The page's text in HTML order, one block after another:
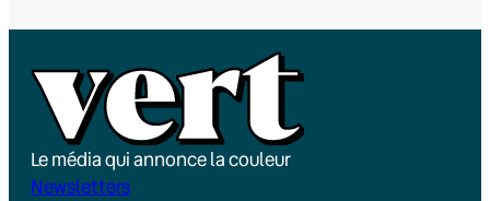
Le média qui annonce la couleur
Newsletters